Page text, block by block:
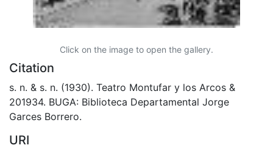
Click on the image to open the gallery.
Citation
s. n. & s. n. (1930). Teatro Montufar y los Arcos &
201934. BUGA: Biblioteca Departamental Jorge
Garces Borrero.
URI